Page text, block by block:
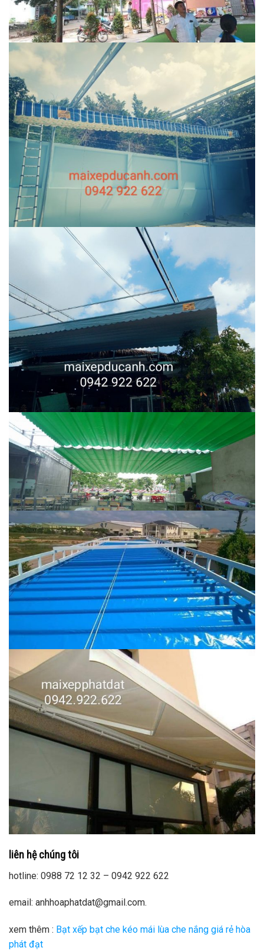
liên hệ chúng tôi
hotline: 0988 72 12 32 – 0942 922 622
email: anhhoaphatdat@gmail.com.
xem thêm : Bạt xếp bạt che kéo mái lùa che nắng giá rẻ hòa
phát đạt